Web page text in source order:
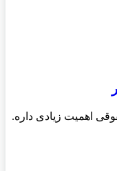
اهمیت زیادی داره.